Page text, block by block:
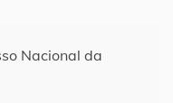
Nacional da